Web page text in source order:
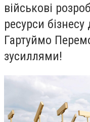
військові
ресурси
Гартуймо
зусиллями!